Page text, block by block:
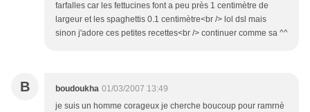
farfalles car les fettucines font a peu près 1 centimètre de
largeur et les spaghettis 0.1 centimètre<br /> lol dsl mais
sinon j'adore ces petites recettes<br /> continuer comme sa ^^
B boudoukha 01/03/2007 13:49
je suis un homme corageux je cherche boucoup pour ramrnè